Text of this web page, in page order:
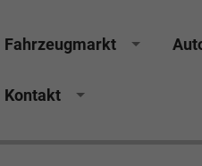
Brucker Räthel
Fahrzeugmarkt
Kontakt